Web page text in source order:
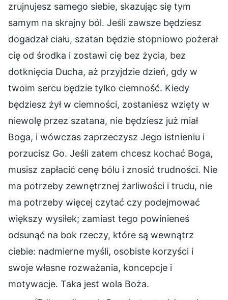
zrujnujesz samego siebie, skazując się tym
samym na skrajny ból. Jeśli zawsze będziesz
dogadzał ciału, szatan będzie stopniowo pożerał
cię od środka i zostawi cię bez życia, bez
dotknięcia Ducha, aż przyjdzie dzień, gdy w
twoim sercu będzie tylko ciemność. Kiedy
będziesz żył w ciemności, zostaniesz wzięty w
niewolę przez szatana, nie będziesz już miał
Boga, i wówczas zaprzeczysz Jego istnieniu i
porzucisz Go. Jeśli zatem chcesz kochać Boga,
musisz zapłacić cenę bólu i znosić trudności. Nie
ma potrzeby zewnętrznej żarliwości i trudu, nie
ma potrzeby więcej czytać czy podejmować
większy wysiłek; zamiast tego powinieneś
odsunąć na bok rzeczy, które są wewnątrz
ciebie: nadmierne myśli, osobiste korzyści i
swoje własne rozważania, koncepcje i
motywacje. Taka jest wola Boża.